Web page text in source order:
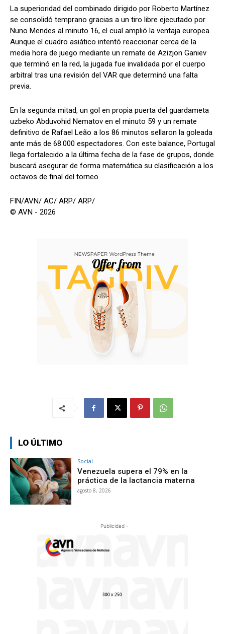
La superioridad del combinado dirigido por Roberto Martínez
se consolidó temprano gracias a un tiro libre ejecutado por
Nuno Mendes al minuto 16, el cual amplió la ventaja europea.
Aunque el cuadro asiático intentó reaccionar cerca de la
media hora de juego mediante un remate de Azizjon Ganiev
que terminó en la red, la jugada fue invalidada por el cuerpo
arbitral tras una revisión del VAR que determinó una falta
previa.
En la segunda mitad, un gol en propia puerta del guardameta
uzbeko Abduvohid Nematov en el minuto 59 y un remate
definitivo de Rafael Leão a los 86 minutos sellaron la goleada
ante más de 68.000 espectadores. Con este balance, Portugal
llega fortalecido a la última fecha de la fase de grupos, donde
buscará asegurar de forma matemática su clasificación a los
octavos de final del torneo.
FIN/AVN/ AC/ ARP/ ARP/
© AVN - 2026
LO ÚLTIMO
Social
Venezuela supera el 79% en la
práctica de la lactancia materna
agosto 8, 2026
- Publicidad -